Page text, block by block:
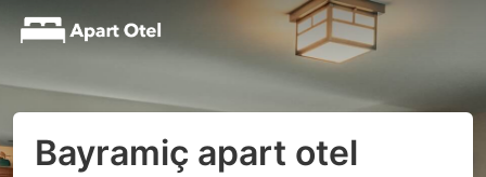
Bayramiç apart otel